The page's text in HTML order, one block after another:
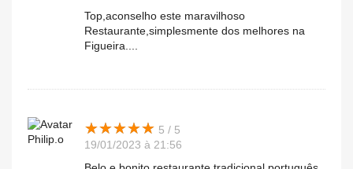
Top,aconselho este maravilhoso
Restaurante,simplesmente dos melhores na
Figueira....
Philip.o
★★★★★
★★★★★ 5 / 5
19/01/2023 à 21:56